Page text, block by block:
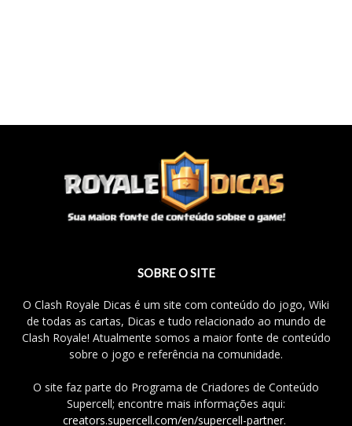
SOBRE O SITE
O Clash Royale Dicas é um site com conteúdo do jogo, Wiki
de todas as cartas, Dicas e tudo relacionado ao mundo de
Clash Royale! Atualmente somos a maior fonte de conteúdo
sobre o jogo e referência na comunidade.
O site faz parte do Programa de Criadores de Conteúdo
Supercell; encontre mais informações aqui:
creators.supercell.com/en/supercell-partner.